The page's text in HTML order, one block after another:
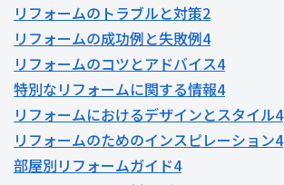
リフォームのトラブルと対策2
リフォームの成功例と失敗例4
リフォームのコツとアドバイス4
特別なリフォームに関する情報4
リフォームにおけるデザインとスタイル4
リフォームのためのインスピレーション4
部屋別リフォームガイド4